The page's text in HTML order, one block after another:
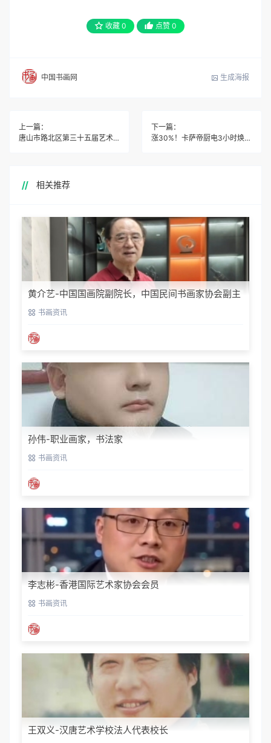
收藏 0 点赞 0
中国书画网 生成海报
上一篇：
唐山市路北区第三十五届艺术节师生现场书法大赛
下一篇：
涨30%！卡萨帝厨电3小时焕新助推市场增长
相关推荐
黄介艺-中国国画院副院长，中国民间书画家协会副主
席 书画资讯
孙伟-职业画家，书法家
书画资讯
李志彬-香港国际艺术家协会会员
书画资讯
王双义-汉唐艺术学校法人代表校长